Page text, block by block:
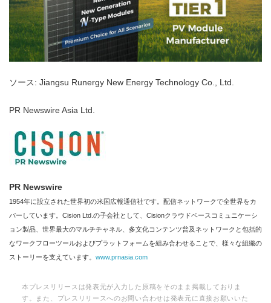
ソース: Jiangsu Runergy New Energy Technology Co., Ltd.
PR Newswire Asia Ltd.
PR Newswire
1954年に設立された世界初の米国広報通信社です。配信ネットワークで全世界をカ
バーしています。Cision Ltd.の子会社として、Cisionクラウドベースコミュニケーシ
ョン製品、世界最大のマルチチャネル、多文化コンテンツ普及ネットワークと包括的
なワークフローツールおよびプラットフォームを組み合わせることで、様々な組織の
ストーリーを支えています。 www.prnasia.com
本プレスリリースは発表元が入力した原稿をそのまま掲載しておりま
す。また、プレスリリースへのお問い合わせは発表元に直接お願いいた